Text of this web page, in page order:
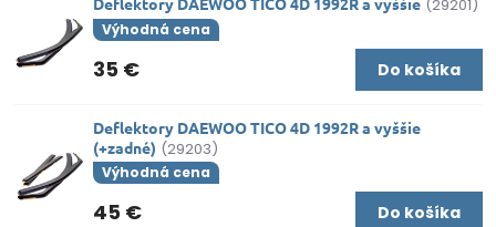
(29201)
Výhodná cena
35 € Do košíka
Deflektory DAEWOO TICO 4D 1992R a vyššie
(+zadné) (29203)
Výhodná cena
45 € Do košíka